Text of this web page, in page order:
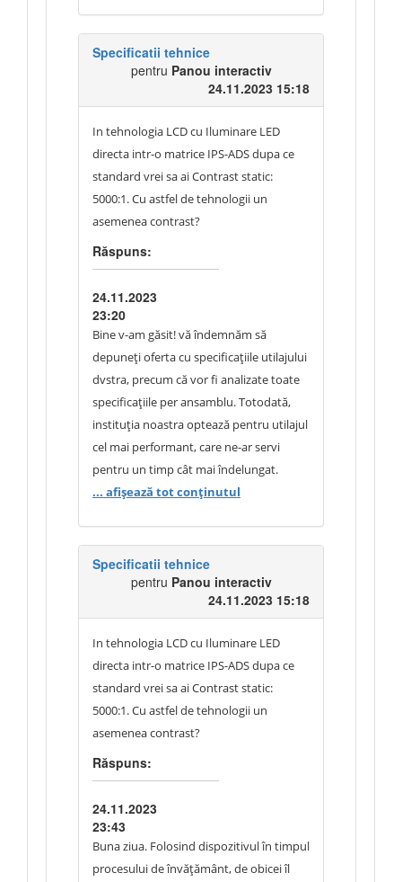
Specificatii tehnice
pentru Panou interactiv
24.11.2023 15:18
In tehnologia LCD cu Iluminare LED
directa intr-o matrice IPS-ADS dupa ce
standard vrei sa ai Contrast static:
5000:1. Cu astfel de tehnologii un
asemenea contrast?
Răspuns:
24.11.2023
23:20
Bine v-am găsit! vă îndemnăm să
depuneți oferta cu specificațiile utilajului
dvstra, precum că vor fi analizate toate
specificațiile per ansamblu. Totodată,
instituția noastra optează pentru utilajul
cel mai performant, care ne-ar servi
pentru un timp cât mai îndelungat.
Mulțumim.
... afișează tot conținutul
Specificatii tehnice
pentru Panou interactiv
24.11.2023 15:18
In tehnologia LCD cu Iluminare LED
directa intr-o matrice IPS-ADS dupa ce
standard vrei sa ai Contrast static:
5000:1. Cu astfel de tehnologii un
asemenea contrast?
Răspuns:
24.11.2023
23:43
Buna ziua. Folosind dispozitivul în timpul
procesului de învățământ, de obicei îl